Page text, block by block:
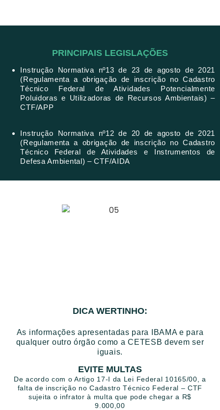
PRINCIPAIS LEGISLAÇÕES
Instrução Normativa nº13 de 23 de agosto de 2021
(Regulamenta a obrigação de inscrição no Cadastro
Técnico Federal de Atividades Potencialmente
Poluidoras e Utilizadoras de Recursos Ambientais) –
CTF/APP
Instrução Normativa nº12 de 20 de agosto de 2021
(Regulamenta a obrigação de inscrição no Cadastro
Técnico Federal de Atividades e Instrumentos de
Defesa Ambiental) – CTF/AIDA
DICA WERTINHO:
As informações apresentadas para IBAMA e para
qualquer outro órgão como a CETESB devem ser
iguais.
EVITE MULTAS
De acordo com o Artigo 17-I da Lei Federal 10165/00, a
falta de inscrição no Cadastro Técnico Federal – CTF
sujeita o infrator à multa que pode chegar a R$
9.000,00